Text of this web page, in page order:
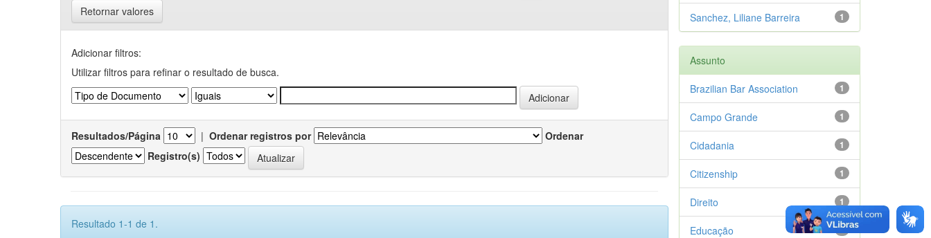
Retornar valores
Adicionar filtros:
Utilizar filtros para refinar o resultado de busca.
Resultados/Página | Ordenar registros por
Ordenar
Registro(s)
Resultado 1-1 de 1.
1
Sanchez, Liliane Barreira
Assunto
1
Brazilian Bar Association
1
Campo Grande
1
Cidadania
1
Citizenship
1
Direito
1
Educação